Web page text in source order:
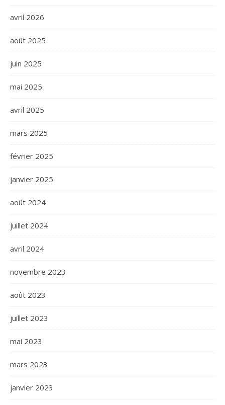
avril 2026
août 2025
juin 2025
mai 2025
avril 2025
mars 2025
février 2025
janvier 2025
août 2024
juillet 2024
avril 2024
novembre 2023
août 2023
juillet 2023
mai 2023
mars 2023
janvier 2023